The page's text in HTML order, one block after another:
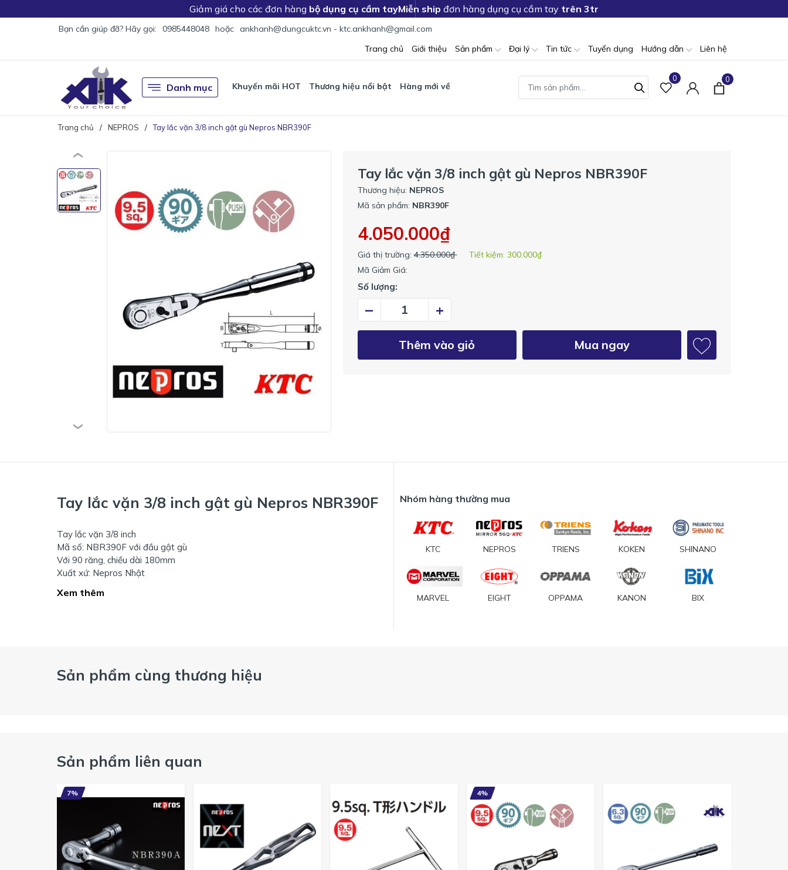
Giảm giá cho các đơn hàng bộ dụng cụ cầm tayMiễn ship đơn hàng dụng cụ cầm tay trên 3tr
Bạn cần giúp đỡ? Hãy gọi: 0985448048 hoặc ankhanh@dungcuktc.vn - ktc.ankhanh@gmail.com
Trang chủ
Giới thiệu Sản phẩm Đại lý Tin tức Tuyển dụng Hướng dẫn Liên hệ
Danh mục Khuyến mãi HOT Thương hiệu nổi bật Hàng mới về
0 0
Trang chủ NEPROS Tay lắc vặn 3/8 inch gật gù Nepros NBR390F
Tay lắc vặn 3/8 inch gật gù Nepros NBR390F
Thương hiệu: NEPROS
Mã sản phẩm: NBR390F
4.050.000₫
Giá thị trường:4.350.000₫ Tiết kiệm: 300.000₫
Mã Giảm Giá:
Số lượng:
– +
Thêm vào giỏ Mua ngay
Tay lắc vặn 3/8 inch gật gù Nepros NBR390F
Tay lắc vặn 3/8 inch
Mã số: NBR390F với đầu gật gù
Với 90 răng, chiều dài 180mm
Xuất xứ: Nepros Nhật
Xem thêm
Nhóm hàng thường mua
KTC NEPROS TRIENS KOKEN SHINANO
MARVEL EIGHT OPPAMA KANON BIX
Sản phẩm cùng thương hiệu
Sản phẩm liên quan
7% 4%